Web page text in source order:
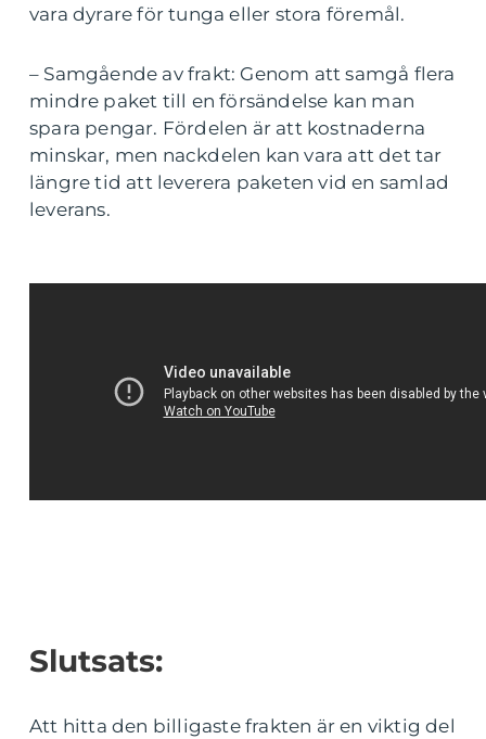
vara dyrare för tunga eller stora föremål.
– Samgående av frakt: Genom att samgå flera
mindre paket till en försändelse kan man
spara pengar. Fördelen är att kostnaderna
minskar, men nackdelen kan vara att det tar
längre tid att leverera paketen vid en samlad
leverans.
Slutsats:
Att hitta den billigaste frakten är en viktig del